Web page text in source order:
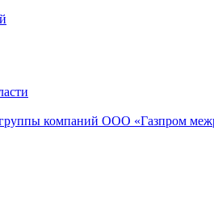
компаний ООО «Газпром